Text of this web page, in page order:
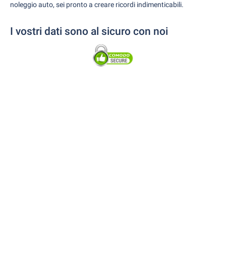
noleggio auto, sei pronto a creare ricordi indimenticabili.
I vostri dati sono al sicuro con noi